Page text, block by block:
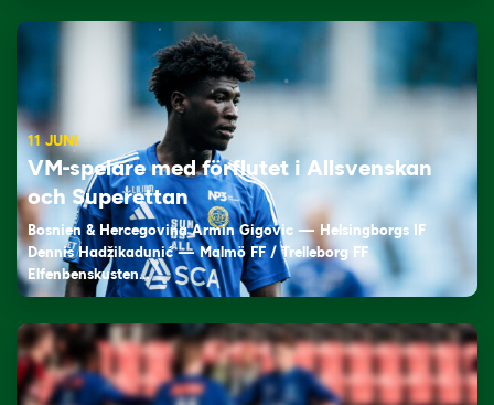
11 JUNI
VM-spelare med förflutet i Allsvenskan
och Superettan
Bosnien & Hercegovina Armin Gigovic — Helsingborgs IF
Dennis Hadžikadunić — Malmö FF / Trelleborg FF
Elfenbenskusten…